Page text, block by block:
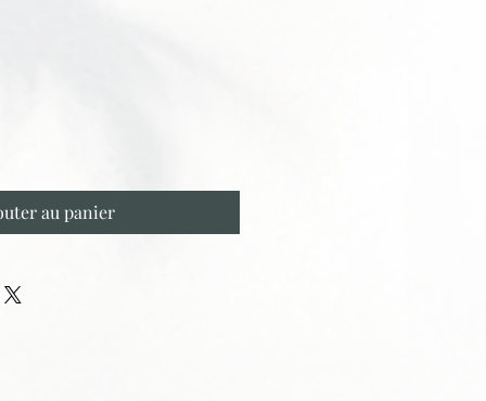
au panier